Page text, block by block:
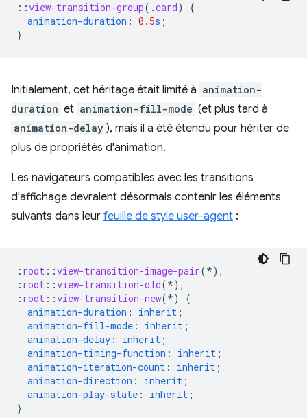
::view-transition-group( .card)
{
animation-duration : 0.5s ;
}
Initialement, cet héritage était limité à animation-
duration et animation-fill-mode (et plus tard à
animation-delay ), mais il a été étendu pour hériter de
plus de propriétés d'animation.
Les navigateurs compatibles avec les transitions
d'affichage devraient désormais contenir les éléments
suivants dans leur feuille de style user-agent :
: root ::view-transition-image-pair(*),
: root ::view-transition-old(*),
: root ::view-transition-new(*)
{
animation-duration : inherit ;
animation-fill-mode : inherit ;
animation-delay : inherit ;
animation-timing-function : inherit ;
animation-iteration-count : inherit ;
animation-direction : inherit ;
animation-play-state : inherit ;
}